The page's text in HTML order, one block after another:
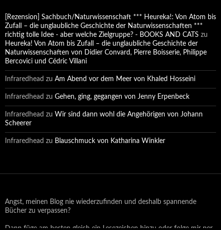
[Rezension] Sachbuch/Naturwissenschaft *** Heureka!: Von Atom bis
Zufall – die unglaubliche Geschichte der Naturwissenschaften ***
richtig tolle Idee - aber welche Zielgruppe? - BOOKS AND CATS zu
Heureka! Von Atom bis Zufall – die unglaubliche Geschichte der
Naturwissenschaften von Didier Convard, Pierre Boisserie, Philippe
Bercovici und Cédric Villani
Infraredhead zu Am Abend vor dem Meer von Khaled Hosseini
Infraredhead zu Gehen, ging, gegangen von Jenny Erpenbeck
Infraredhead zu Wir sind dann wohl die Angehörigen von Johann
Scheerer
Infraredhead zu Blauschmuck von Katharina Winkler
Angst, meinen Blog nie wiederzufinden und deshalb spannende
Bücher zu verpassen?
Dann füge am besten gleich ein Lesezeichen hinzu oder folge mir per